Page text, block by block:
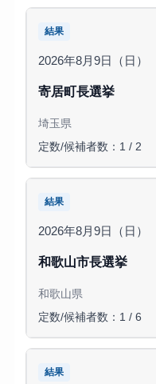
結果
2026年8月9日（日）
寄居町長選挙
埼玉県
定数/候補者数：1 / 2
結果
2026年8月9日（日）
和歌山市長選挙
和歌山県
定数/候補者数：1 / 6
結果